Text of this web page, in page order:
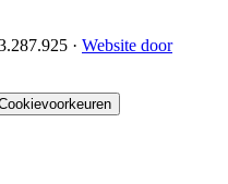
· Website door